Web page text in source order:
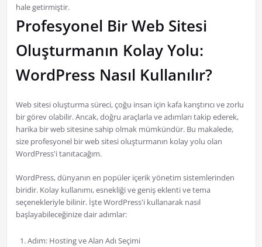
hale getirmiştir.
Profesyonel Bir Web Sitesi
Oluşturmanın Kolay Yolu:
WordPress Nasıl Kullanılır?
Web sitesi oluşturma süreci, çoğu insan için kafa karıştırıcı ve zorlu
bir görev olabilir. Ancak, doğru araçlarla ve adımları takip ederek,
harika bir web sitesine sahip olmak mümkündür. Bu makalede,
size profesyonel bir web sitesi oluşturmanın kolay yolu olan
WordPress'i tanıtacağım.
WordPress, dünyanın en popüler içerik yönetim sistemlerinden
biridir. Kolay kullanımı, esnekliği ve geniş eklenti ve tema
seçenekleriyle bilinir. İşte WordPress'i kullanarak nasıl
başlayabileceğinize dair adımlar:
Adım: Hosting ve Alan Adı Seçimi